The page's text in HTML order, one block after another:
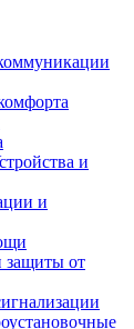
и
и
защиты от